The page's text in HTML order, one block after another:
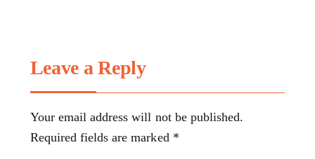
Leave a Reply
Your email address will not be published.
Required fields are marked *